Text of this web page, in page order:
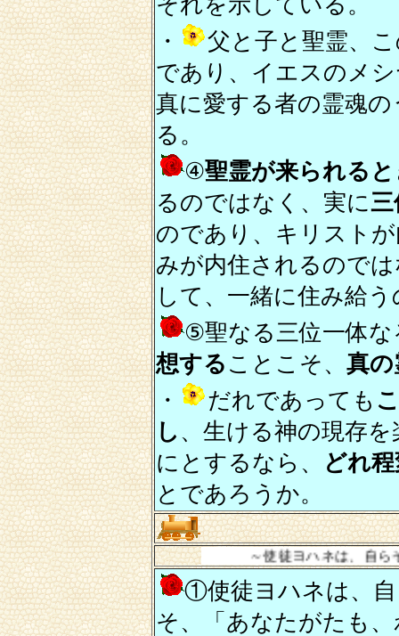
・
父と子と聖霊、
であり、イエスのメ
真に愛する者の霊魂
る。
④聖霊が来られる
るのではなく、実に三
のであり、キリスト
みが内住されるので
して、一緒に住み給
⑤聖なる三位一体な
想する ことこそ、 真の
・
だれであっても
し 、生ける神の現存
にとするなら、
どれ
とであろうか。
～使徒ヨハネは、自らそれを全存在
①使徒ヨハネは、
そ、「あなたがたも